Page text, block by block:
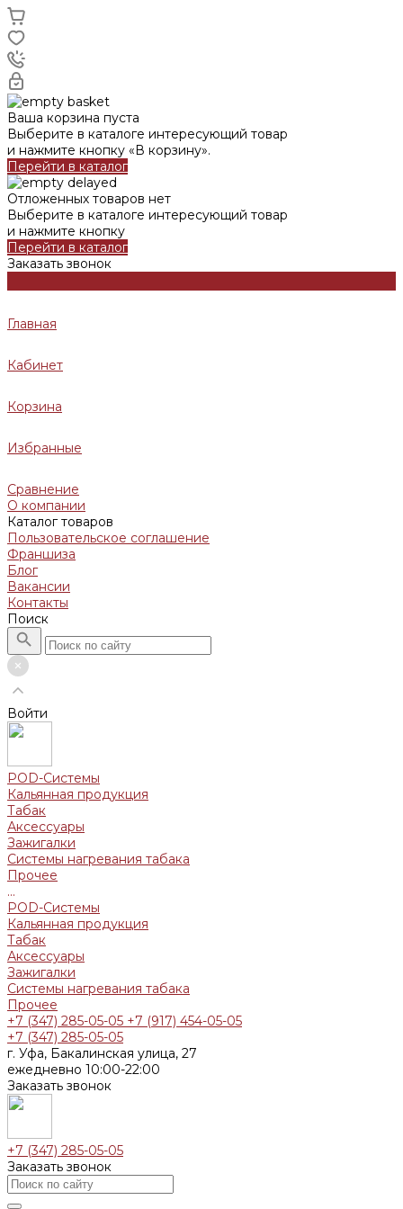
Ваша корзина пуста
Выберите в каталоге интересующий товар
и нажмите кнопку «В корзину».
Перейти в каталог
Отложенных товаров нет
Выберите в каталоге интересующий товар
и нажмите кнопку
Перейти в каталог
Заказать звонок
Главная
Кабинет
Корзина
Избранные
Сравнение
О компании
Каталог товаров
Пользовательское соглашение
Франшиза
Блог
Вакансии
Контакты
Поиск
Войти
POD-Системы
Кальянная продукция
Табак
Аксессуары
Зажигалки
Системы нагревания табака
Прочее
...
POD-Системы
Кальянная продукция
Табак
Аксессуары
Зажигалки
Системы нагревания табака
Прочее
+7 (347) 285-05-05 +7 (917) 454-05-05
+7 (347) 285-05-05
г. Уфа, Бакалинская улица, 27
ежедневно 10:00-22:00
Заказать звонок
+7 (347) 285-05-05
Заказать звонок